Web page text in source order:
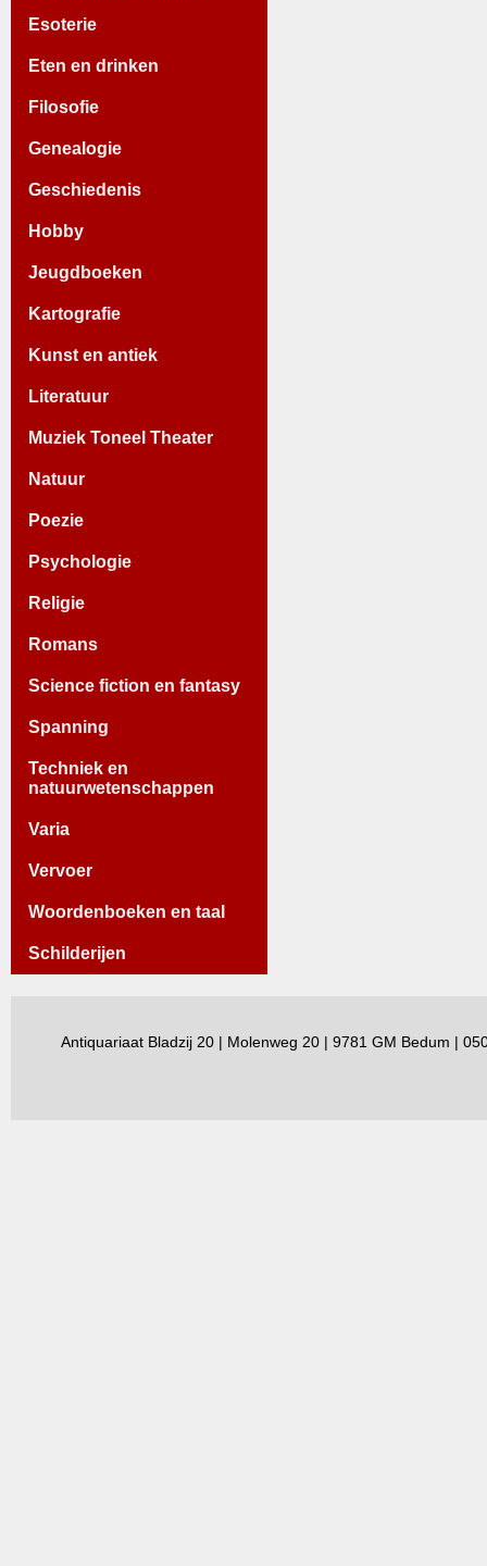
Esoterie
Eten en drinken
Filosofie
Genealogie
Geschiedenis
Hobby
Jeugdboeken
Kartografie
Kunst en antiek
Literatuur
Muziek Toneel Theater
Natuur
Poezie
Psychologie
Religie
Romans
Science fiction en fantasy
Spanning
Techniek en
natuurwetenschappen
Varia
Vervoer
Woordenboeken en taal
Schilderijen
Antiquariaat Bladzij 20 | Molenweg 20 | 9781 GM Bedum |